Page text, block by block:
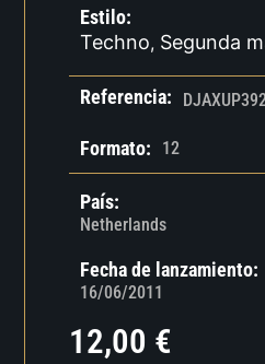
Estilo:
Techno, Segunda
Referencia:
Formato: 12
País:
Netherlands
Fecha de lanzamiento:
16/06/2011
12,00 €